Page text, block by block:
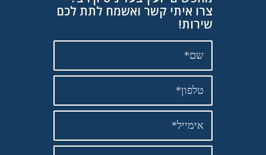
צרו איתי קשר ואשמח לתת לכם
שירות!